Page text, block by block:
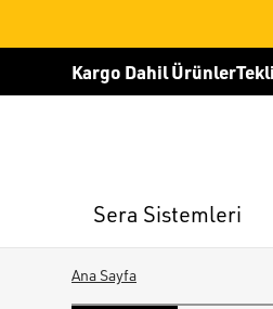
Kargo Dahil Ürünler
Sera Sistemleri
Ana Sayfa